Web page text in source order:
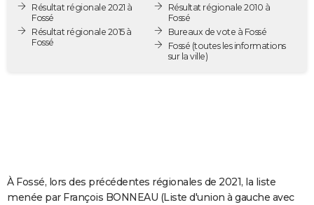
Destinations
City break
Voyage nature
Voyage de noces
Forum
PHOTO
GUIDES D'ACHAT
COPAINS D'AVANT
Résultat régionale 2021 à
Fossé
Résultat régionale 2015 à
Fossé
Résultat régionale 2010 à
Fossé
Bureaux de vote à Fossé
Fossé (toutes les informations
sur la ville)
À Fossé, lors des précédentes régionales de 2021, la liste
menée par François BONNEAU (Liste d'union à gauche avec